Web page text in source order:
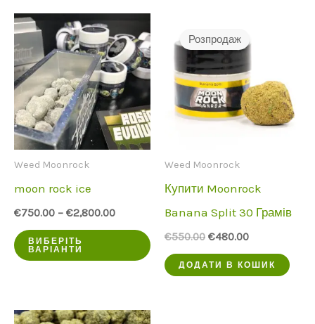
Weed Moonrock
moon rock ice
€750.00 – €2,800.00
ВИБЕРІТЬ
ВАРІАНТИ
Цей
продукт
кілька
Розпродаж
Weed Moonrock
Купити Moonrock
Banana Split 30 Грамів
€550.00 Початкова
була:
€550.00.
€480.00Поточна
€480.00.
ДОДАТИ В КОШИК